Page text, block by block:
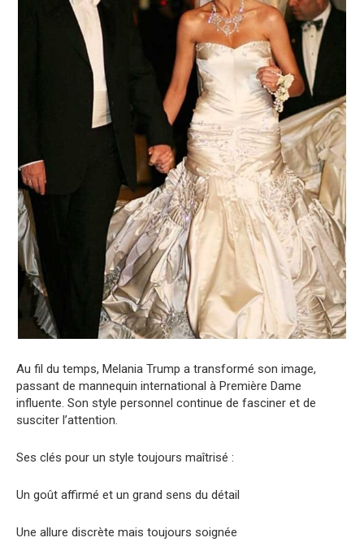
Au fil du temps, Melania Trump a transformé son image,
passant de mannequin international à Première Dame
influente. Son style personnel continue de fasciner et de
susciter l’attention.
Ses clés pour un style toujours maîtrisé :
Un goût affirmé et un grand sens du détail
Une allure discrète mais toujours soignée